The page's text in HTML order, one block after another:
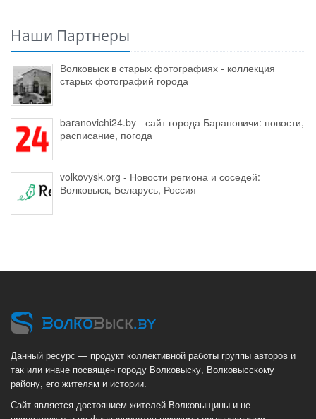
Наши Партнеры
Волковыск в старых фотографиях - коллекция
старых фотографий города
baranovichi24.by - сайт города Барановичи: новости,
расписание, погода
volkovysk.org - Новости региона и соседей:
Волковыск, Беларусь, Россия
Данный ресурс — продукт коллективной работы группы авторов и
так или иначе посвящен городу Волковыску, Волковысскому
району, его жителям и истории.
Сайт является достоянием жителей Волковыщины и не